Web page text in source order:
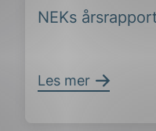
NEKs
Les mer